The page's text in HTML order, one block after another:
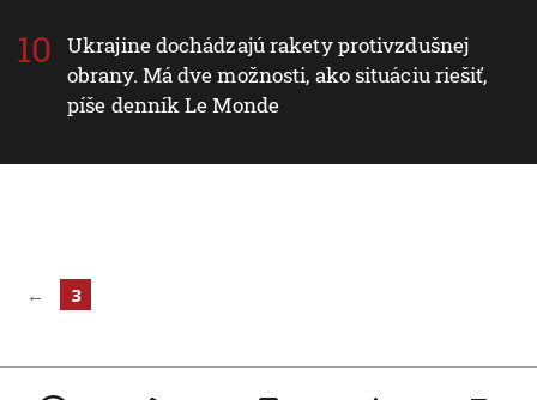
Ukrajine dochádzajú rakety protivzdušnej
obrany. Má dve možnosti, ako situáciu riešiť,
píše denník Le Monde
← 3